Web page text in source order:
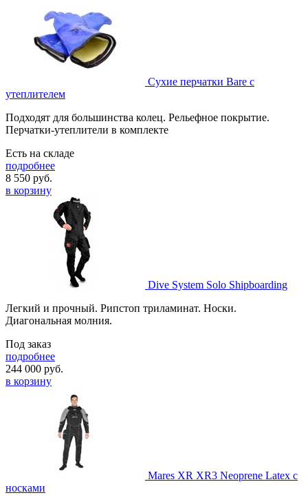
Сухие перчатки Bare с
утеплителем
Подходят для большинства колец. Рельефное покрытие.
Перчатки-утеплители в комплекте
Есть на складе
подробнее
8 550 руб.
в корзину
Dive System Solo Shipboarding
Легкий и прочный. Рипстоп триламинат. Носки.
Диагональная молния.
Под заказ
подробнее
244 000 руб.
в корзину
Mares XR XR3 Neoprene Latex с
носками